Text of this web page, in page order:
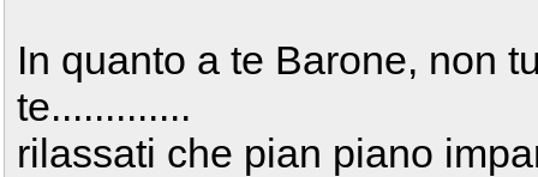
In quanto a te Barone, non
te.............
rilassati che pian piano